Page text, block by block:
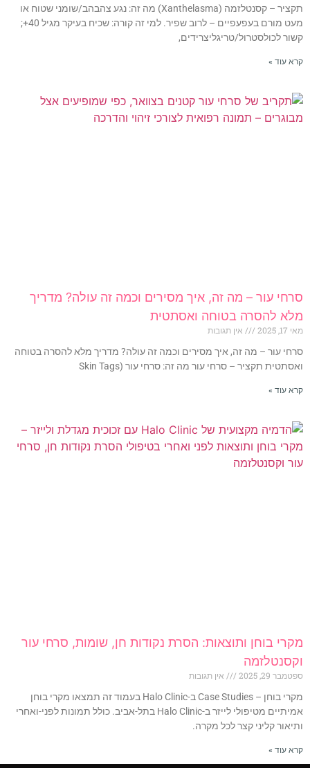
תקציר – קסנטלזמה (Xanthelasma) מה זה: נגע צהבהב/שומני שטוח או
מעט מורם בעפעפיים – לרוב שפיר. למי זה קורה: שכיח בעיקר מגיל 40+;
קשור לכולסטרול/טריגליצרידים,
קרא עוד »
סרחי עור – מה זה, איך מסירים וכמה זה עולה? מדריך
מלא להסרה בטוחה ואסתטית
מאי 17, 2025
אין תגובות
סרחי עור – מה זה, איך מסירים וכמה זה עולה? מדריך מלא להסרה בטוחה
ואסתטית תקציר – סרחי עור מה זה: סרחי עור (Skin Tags
קרא עוד »
מקרי בוחן ותוצאות: הסרת נקודות חן, שומות, סרחי עור
וקסנטלזמה
ספטמבר 29, 2025
אין תגובות
מקרי בוחן – Case Studies ב-Halo Clinic בעמוד זה תמצאו מקרי בוחן
אמיתיים מטיפולי לייזר ב-Halo Clinic בתל-אביב. כולל תמונות לפני-ואחרי
ותיאור קליני קצר לכל מקרה.
קרא עוד »